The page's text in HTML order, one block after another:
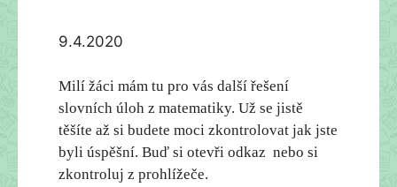
9.4.2020
Milí žáci mám tu pro vás další řešení
slovních úloh z matematiky. Už se jistě
těšíte až si budete moci zkontrolovat jak jste
byli úspěšní. Buď si otevři odkaz nebo si
zkontroluj z prohlížeče.